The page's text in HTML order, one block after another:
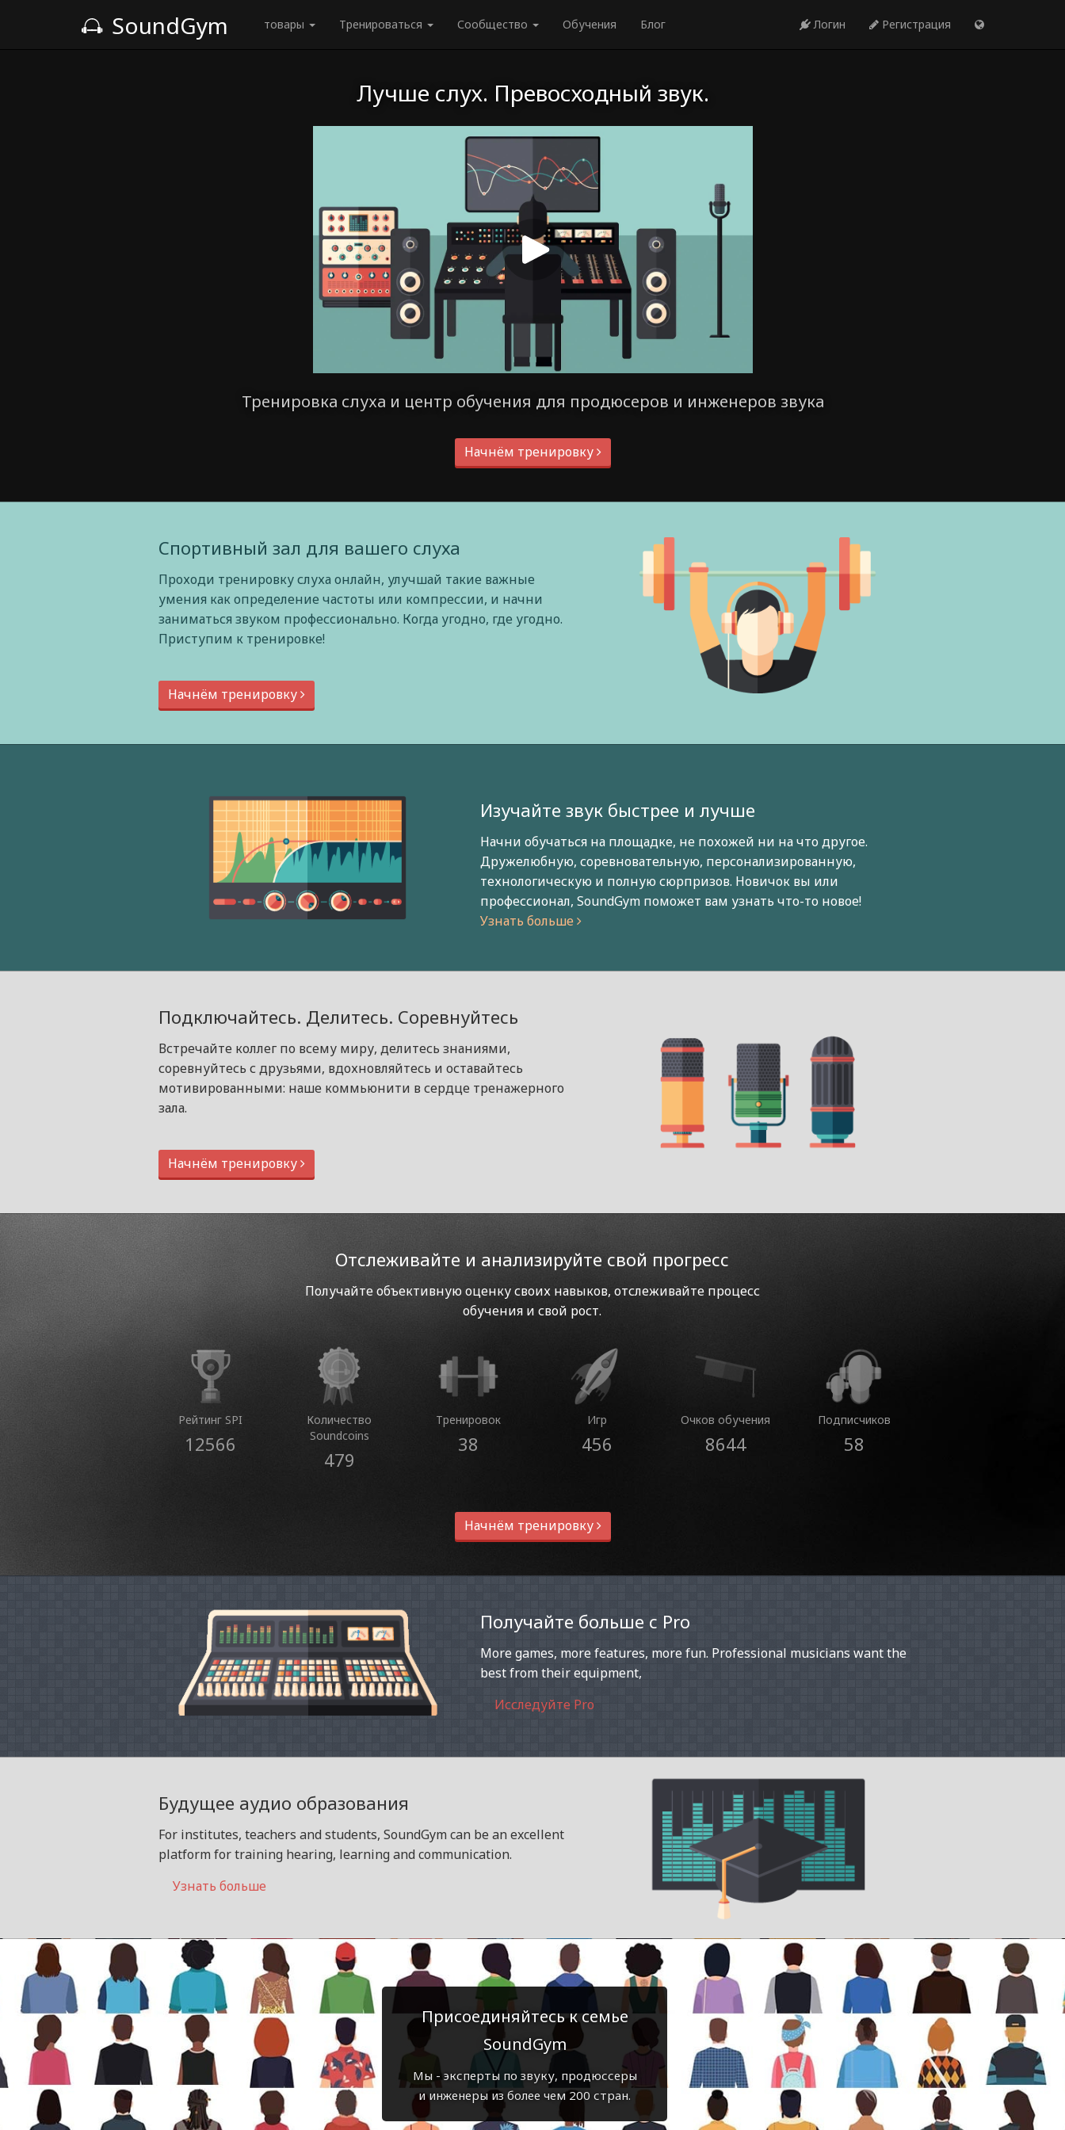
SoundGym товары Тренироваться Сообщество Обучения Блог Логин Регистрация
Лучше слух. Превосходный звук.
Тренировка слуха и центр обучения для продюсеров и инженеров звука
Начнём тренировку
Спортивный зал для вашего слуха
Проходи тренировку слуха онлайн, улучшай такие важные
умения как определение частоты или компрессии, и начни
заниматься звуком профессионально. Когда угодно, где угодно.
Приступим к тренировке!
Начнём тренировку
Изучайте звук быстрее и лучше
Начни обучаться на площадке, не похожей ни на что другое.
Дружелюбную, соревновательную, персонализированную,
технологическую и полную сюрпризов. Новичок вы или
профессионал, SoundGym поможет вам узнать что-то новое!
Узнать больше
Подключайтесь. Делитесь. Соревнуйтесь
Встречайте коллег по всему миру, делитесь знаниями,
соревнуйтесь с друзьями, вдохновляйтесь и оставайтесь
мотивированными: наше коммьюнити в сердце тренажерного
зала.
Начнём тренировку
Отслеживайте и анализируйте свой прогресс
Получайте объективную оценку своих навыков, отслеживайте процесс
обучения и свой рост.
Рейтинг SPI
12566
Количество
Soundcoins
479
Тренировок
38
Игр
456
Очков обучения
8644
Подписчиков
58
Начнём тренировку
Получайте больше с Pro
More games, more features, more fun. Professional musicians want the
best from their equipment,
Исследуйте Pro
Будущее аудио образования
For institutes, teachers and students, SoundGym can be an excellent
platform for training hearing, learning and communication.
Узнать больше
Присоединяйтесь к семье
SoundGym
Мы - эксперты по звуку, продюссеры
и инженеры из более чем 200 стран.